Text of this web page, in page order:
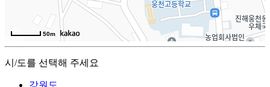
50m
시/도를 선택해 주세요
강원도